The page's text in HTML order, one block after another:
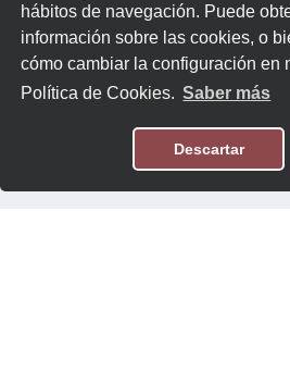
hábitos de navegación. Puede
información sobre las cookies, o
cómo cambiar la configuración en
Política de Cookies. Saber más
Descartar